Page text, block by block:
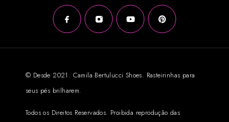
© Desde 2021. Camila Bertulucci Shoes. Rasteirinhas para
seus pés brilharem.
Todos os Direitos Reservados. Proibida reprodução das